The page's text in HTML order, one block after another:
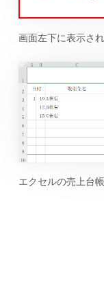
画面左下に表示さ
エクセルの売上台